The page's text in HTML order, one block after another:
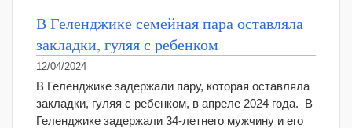
В Геленджике семейная пара оставляла
закладки, гуляя с ребенком
12/04/2024
В Геленджике задержали пару, которая оставляла
закладки, гуляя с ребенком, в апреле 2024 года. В
Геленджике задержали 34-летнего мужчину и его